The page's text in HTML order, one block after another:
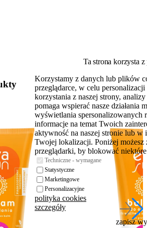
Ta strona korzysta
Korzystamy z danych lub plików
przeglądarce, w celu
korzystania z naszej strony,
pomaga wspierać nasze działania
wyświetlania spersonalizowanych
informacje na temat Twoich
aktywność na naszej stronie lub
Twojej lokalizacji. Poniżej możesz
przeglądarki, by blokować
Techniczne - wymagane
Statystyczne
Marketingowe
Personalizacyjne
polityka cookies
szczegóły
zapisz